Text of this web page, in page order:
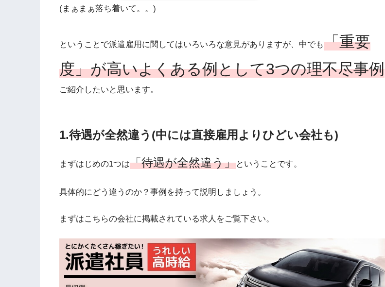
(まぁまぁ落ち着いて。。)
ということで派遣雇用に関してはいろいろな意見がありますが、中でも「重要
度」が高いよくある例として3つの理不尽事例
ご紹介したいと思います。
1.待遇が全然違う(中には直接雇用よりひどい会社も)
まずはじめの1つは「待遇が全然違う」ということです。
具体的にどう違うのか？事例を持って説明しましょう。
まずはこちらの会社に掲載されている求人をご覧下さい。